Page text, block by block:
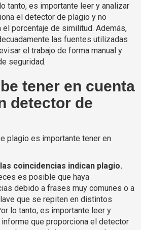
tanto, es importante leer y analizar
el detector de plagio y no
el porcentaje de similitud. Además,
las fuentes utilizadas
el trabajo de forma manual y
seguridad.
tener en cuenta
detector de
plagio es importante tener en
coincidencias indican plagio.
es posible que haya
debido a frases muy comunes o a
que se repiten en distintos
lo tanto, es importante leer y
que proporciona el detector